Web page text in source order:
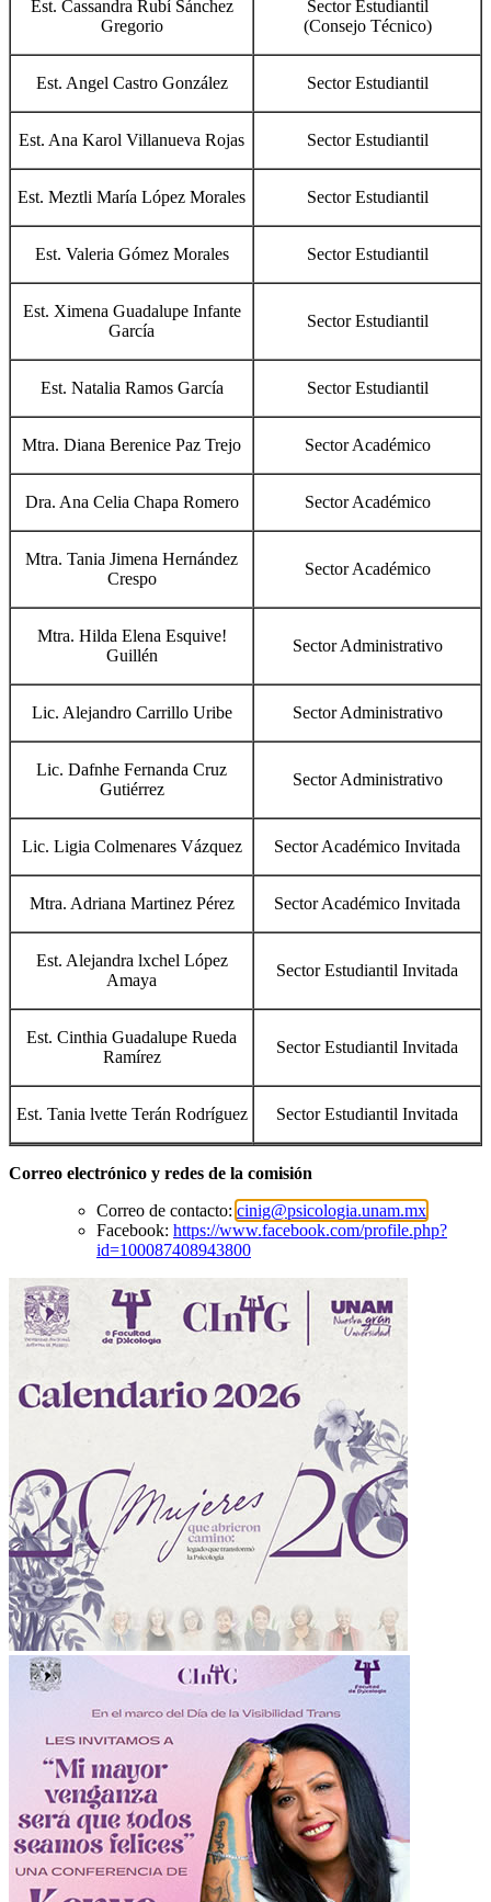
Est. Cassandra Rubí Sánchez
Gregorio
Sector Estudiantil
(Consejo Técnico)
Est. Angel Castro González Sector Estudiantil
Est. Ana Karol Villanueva Rojas Sector Estudiantil
Est. Meztli María López Morales Sector Estudiantil
Est. Valeria Gómez Morales Sector Estudiantil
Est. Ximena Guadalupe Infante
García
Sector Estudiantil
Est. Natalia Ramos García Sector Estudiantil
Mtra. Diana Berenice Paz Trejo Sector Académico
Dra. Ana Celia Chapa Romero Sector Académico
Mtra. Tania Jimena Hernández
Crespo
Sector Académico
Mtra. Hilda Elena Esquive!
Guillén
Sector Administrativo
Lic. Alejandro Carrillo Uribe Sector Administrativo
Lic. Dafnhe Fernanda Cruz
Gutiérrez
Sector Administrativo
Lic. Ligia Colmenares Vázquez Sector Académico Invitada
Mtra. Adriana Martinez Pérez Sector Académico Invitada
Est. Alejandra lxchel López
Amaya
Sector Estudiantil Invitada
Est. Cinthia Guadalupe Rueda
Ramírez
Sector Estudiantil Invitada
Est. Tania lvette Terán Rodríguez Sector Estudiantil Invitada
Correo electrónico y redes de la comisión
Correo de contacto: cinig@psicologia.unam.mx
Facebook: https://www.facebook.com/profile.php?
id=100087408943800